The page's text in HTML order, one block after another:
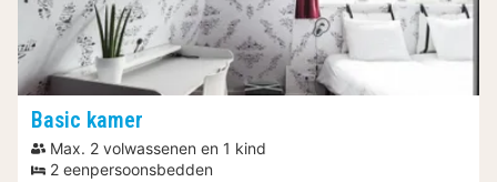
Basic kamer
Max. 2 volwassenen en 1 kind
2 eenpersoonsbedden